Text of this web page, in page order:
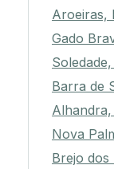
Aroeiras,
Gado
Barra de
Alhandra,
Nova
Brejo dos